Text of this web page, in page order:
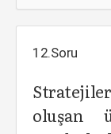
12.Soru
oluşan